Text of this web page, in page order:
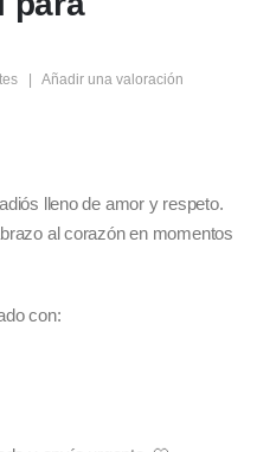
Añadir una valoración
lleno de amor y respeto.
al corazón en momentos
con: